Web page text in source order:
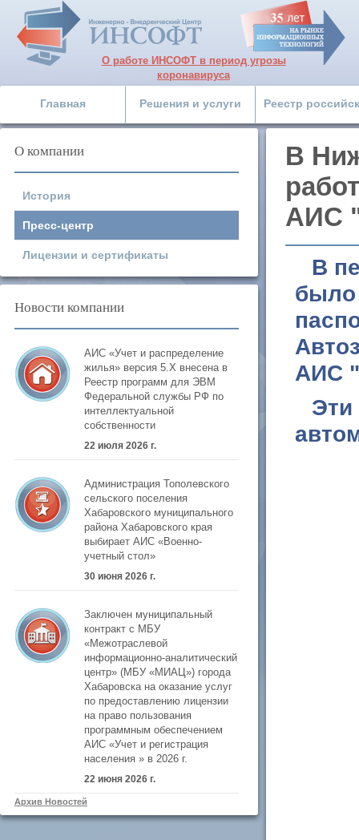
О работе ИНСОФТ в период угрозы
коронавируса
Главная Решения и услуги Реестр
О компании
История
Пресс-центр
Лицензии и сертификаты
Новости компании
АИС «Учет и распределение
жилья» версия 5.Х внесена в
Реестр программ для ЭВМ
Федеральной службы РФ по
интеллектуальной
собственности
22 июля 2026 г.
Администрация Тополевского
сельского поселения
Хабаровского муниципального
района Хабаровского края
выбирает АИС «Военно-
учетный стол»
30 июня 2026 г.
Заключен муниципальный
контракт с МБУ
«Межотраслевой
информационно-аналитический
центр» (МБУ «МИАЦ») города
Хабаровска на оказание услуг
по предоставлению лицензии
на право пользования
программным обеспечением
АИС «Учет и регистрация
населения » в 2026 г.
22 июня 2026 г.
Архив Новостей
В
АИС
В
было
АИС
Эти